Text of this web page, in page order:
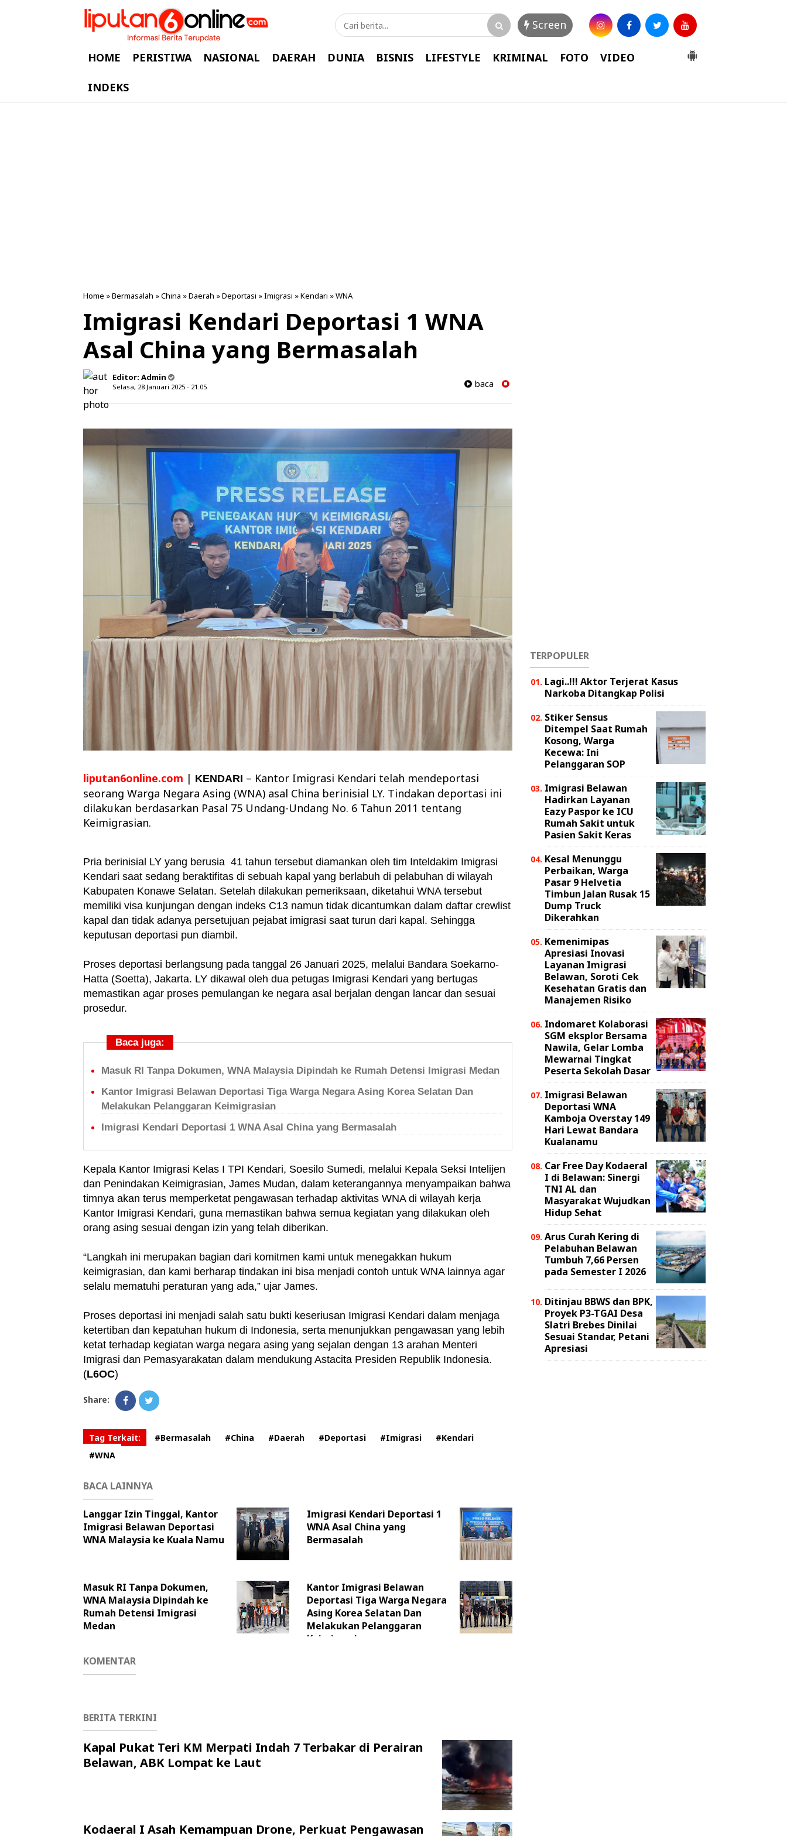
Screen
HOME PERISTIWA NASIONAL DAERAH DUNIA BISNIS LIFESTYLE KRIMINAL FOTO VIDEO
INDEKS
Home »Bermasalah »China »Daerah »Deportasi »Imigrasi »Kendari »WNA
Imigrasi Kendari Deportasi 1 WNA
Asal China yang Bermasalah
Editor: Admin
Selasa, 28 Januari 2025 - 21.05 baca
liputan6online.com | KENDARI – Kantor Imigrasi Kendari telah mendeportasi
seorang Warga Negara Asing (WNA) asal China berinisial LY. Tindakan deportasi ini
dilakukan berdasarkan Pasal 75 Undang-Undang No. 6 Tahun 2011 tentang
Keimigrasian.
Pria berinisial LY yang berusia 41 tahun tersebut diamankan oleh tim Inteldakim Imigrasi
Kendari saat sedang beraktifitas di sebuah kapal yang berlabuh di pelabuhan di wilayah
Kabupaten Konawe Selatan. Setelah dilakukan pemeriksaan, diketahui WNA tersebut
memiliki visa kunjungan dengan indeks C13 namun tidak dicantumkan dalam daftar crewlist
kapal dan tidak adanya persetujuan pejabat imigrasi saat turun dari kapal. Sehingga
keputusan deportasi pun diambil.
Proses deportasi berlangsung pada tanggal 26 Januari 2025, melalui Bandara Soekarno-
Hatta (Soetta), Jakarta. LY dikawal oleh dua petugas Imigrasi Kendari yang bertugas
memastikan agar proses pemulangan ke negara asal berjalan dengan lancar dan sesuai
prosedur.
Baca juga:
Masuk RI Tanpa Dokumen, WNA Malaysia Dipindah ke Rumah Detensi Imigrasi Medan
Kantor Imigrasi Belawan Deportasi Tiga Warga Negara Asing Korea Selatan Dan
Melakukan Pelanggaran Keimigrasian
Imigrasi Kendari Deportasi 1 WNA Asal China yang Bermasalah
Kepala Kantor Imigrasi Kelas I TPI Kendari, Soesilo Sumedi, melalui Kepala Seksi Intelijen
dan Penindakan Keimigrasian, James Mudan, dalam keterangannya menyampaikan bahwa
timnya akan terus memperketat pengawasan terhadap aktivitas WNA di wilayah kerja
Kantor Imigrasi Kendari, guna memastikan bahwa semua kegiatan yang dilakukan oleh
orang asing sesuai dengan izin yang telah diberikan.
“Langkah ini merupakan bagian dari komitmen kami untuk menegakkan hukum
keimigrasian, dan kami berharap tindakan ini bisa menjadi contoh untuk WNA lainnya agar
selalu mematuhi peraturan yang ada,” ujar James.
Proses deportasi ini menjadi salah satu bukti keseriusan Imigrasi Kendari dalam menjaga
ketertiban dan kepatuhan hukum di Indonesia, serta menunjukkan pengawasan yang lebih
ketat terhadap kegiatan warga negara asing yang sejalan dengan 13 arahan Menteri
Imigrasi dan Pemasyarakatan dalam mendukung Astacita Presiden Republik Indonesia.
(L6OC)
Share:
Tag Terkait: #Bermasalah #China #Daerah #Deportasi #Imigrasi
#Kendari
#WNA
BACA LAINNYA
Langgar Izin Tinggal, Kantor
Imigrasi Belawan Deportasi
WNA Malaysia ke Kuala Namu
Imigrasi Kendari Deportasi 1
WNA Asal China yang
Bermasalah
Masuk RI Tanpa Dokumen,
WNA Malaysia Dipindah ke
Rumah Detensi Imigrasi
Medan
Kantor Imigrasi Belawan
Deportasi Tiga Warga Negara
Asing Korea Selatan Dan
Melakukan Pelanggaran
Keimigrasian
KOMENTAR
BERITA TERKINI
Kapal Pukat Teri KM Merpati Indah 7 Terbakar di Perairan
Belawan, ABK Lompat ke Laut
Kodaeral I Asah Kemampuan Drone, Perkuat Pengawasan
TERPOPULER
Lagi..!!! Aktor Terjerat Kasus
Narkoba Ditangkap Polisi
Stiker Sensus
Ditempel Saat Rumah
Kosong, Warga
Kecewa: Ini
Pelanggaran SOP
Imigrasi Belawan
Hadirkan Layanan
Eazy Paspor ke ICU
Rumah Sakit untuk
Pasien Sakit Keras
Kesal Menunggu
Perbaikan, Warga
Pasar 9 Helvetia
Timbun Jalan Rusak 15
Dump Truck
Dikerahkan
Kemenimipas
Apresiasi Inovasi
Layanan Imigrasi
Belawan, Soroti Cek
Kesehatan Gratis dan
Manajemen Risiko
Indomaret Kolaborasi
SGM eksplor Bersama
Nawila, Gelar Lomba
Mewarnai Tingkat
Peserta Sekolah Dasar
Imigrasi Belawan
Deportasi WNA
Kamboja Overstay 149
Hari Lewat Bandara
Kualanamu
Car Free Day Kodaeral
I di Belawan: Sinergi
TNI AL dan
Masyarakat Wujudkan
Hidup Sehat
Arus Curah Kering di
Pelabuhan Belawan
Tumbuh 7,66 Persen
pada Semester I 2026
Ditinjau BBWS dan BPK,
Proyek P3-TGAI Desa
Slatri Brebes Dinilai
Sesuai Standar, Petani
Apresiasi